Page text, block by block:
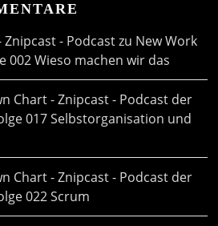
Znipcast - Podcast zu New Work
002 Wieso machen wir das
Chart - Znipcast - Podcast der
017 Selbstorganisation und
Chart - Znipcast - Podcast der
022 Scrum